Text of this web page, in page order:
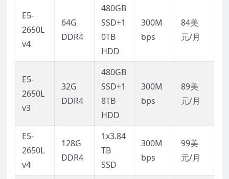
E5-
2650L
v4
64G
DDR4
480GB
SSD+1
0TB
HDD
300M
bps
84美
元/月
E5-
2650L
v3
32G
DDR4
480GB
SSD+1
8TB
HDD
300M
bps
89美
元/月
E5-
2650L
v4
128G
DDR4
1x3.84
TB
SSD
300M
bps
99美
元/月